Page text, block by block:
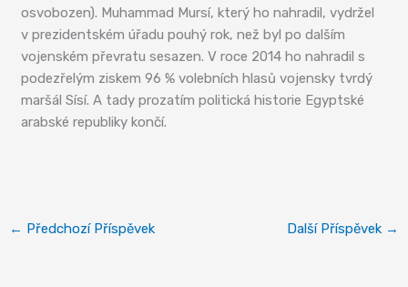
osvobozen). Muhammad Mursí, který ho nahradil, vydržel
v prezidentském úřadu pouhý rok, než byl po dalším
vojenském převratu sesazen. V roce 2014 ho nahradil s
podezřelým ziskem 96 % volebních hlasů vojensky tvrdý
maršál Sísí. A tady prozatím politická historie Egyptské
arabské republiky končí.
← Předchozí Příspěvek Další Příspěvek →